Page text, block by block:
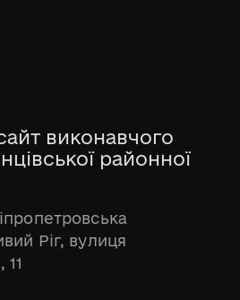
виконавчого
районної
Ріг, вулиця